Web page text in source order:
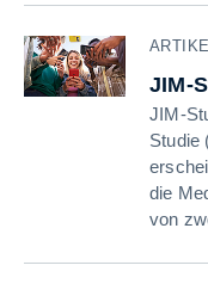
JIM-
JIM-
Studie
die
von